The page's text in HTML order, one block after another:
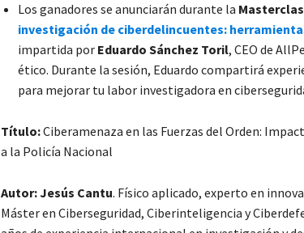
Los ganadores se anunciarán durante la
investigación de ciberdelincuentes:
impartida por Eduardo Sánchez Toril, CEO de
ético. Durante la sesión, Eduardo compartirá
para mejorar tu labor investigadora en
Título:Ciberamenaza en las Fuerzas del Orden:
a la Policía Nacional
Autor: Jesús Cantu. Físico aplicado, experto en
Máster en Ciberseguridad, Ciberinteligencia y